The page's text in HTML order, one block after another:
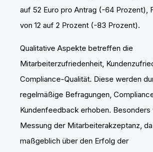
auf 52 Euro pro Antrag (-64 Prozent),
von 12 auf 2 Prozent (-83 Prozent).
Qualitative Aspekte betreffen die
Mitarbeiterzufriedenheit,
Compliance-Qualität. Diese werden
regelmäßige Befragungen,
Kundenfeedback erhoben.
Messung der Mitarbeiterakzeptanz,
maßgeblich über den Erfolg der